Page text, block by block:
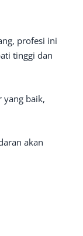
profesi ini
tinggi dan
yang baik,
akan